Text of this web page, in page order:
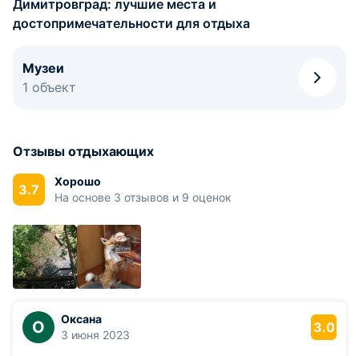
Димитровград: лучшие места и
достопримечательности для отдыха
Музеи
1 объект
Отзывы отдыхающих
3.7
Хорошо
На основе 3 отзывов и 9 оценок
О
Оксана
3 июня 2023
3.0